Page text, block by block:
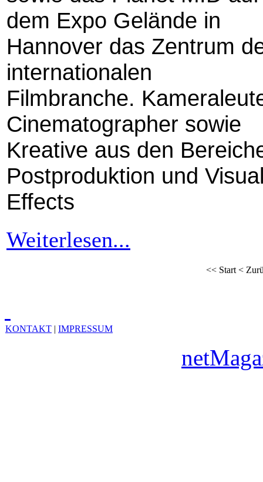
dem Expo Gelände in
Hannover das Zentrum
internationalen
Filmbranche.
Cinematographer sowie
Kreative aus den
Postproduktion und
Effects
Weiterlesen...
<< Start<
KONTAKT | IMPRESSUM